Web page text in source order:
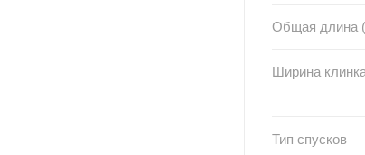
Общая длина
Ширина
Тип спусков